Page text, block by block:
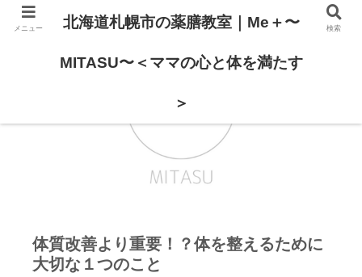
体質改善より重要！？体を整えるために
大切な１つのこと
メニュー 北海道札幌市の薬膳教室｜Me＋〜
MITASU〜＜ママの心と体を満たす
＞
検索